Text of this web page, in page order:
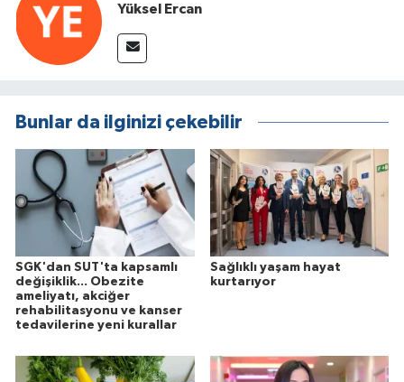
Yüksel Ercan
Bunlar da ilginizi çekebilir
SGK'dan SUT'ta kapsamlı
değişiklik... Obezite
ameliyatı, akciğer
rehabilitasyonu ve kanser
tedavilerine yeni kurallar
Sağlıklı yaşam hayat
kurtarıyor